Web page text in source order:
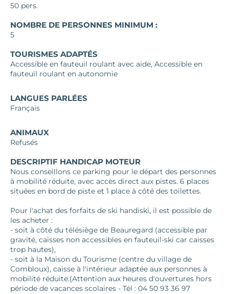
50 pers.
NOMBRE DE PERSONNES MINIMUM :
5
TOURISMES ADAPTÉS
Accessible en fauteuil roulant avec aide, Accessible en
fauteuil roulant en autonomie
LANGUES PARLÉES
Français
ANIMAUX
Refusés
DESCRIPTIF HANDICAP MOTEUR
Nous conseillons ce parking pour le départ des personnes
à mobilité réduite, avec accès direct aux pistes. 6 places
situées en bord de piste et 1 place à côté des toilettes.
Pour l'achat des forfaits de ski handiski, il est possible de
les acheter :
- soit à côté du télésiège de Beauregard (accessible par
gravité, caisses non accessibles en fauteuil-ski car caisses
trop hautes),
- soit à la Maison du Tourisme (centre du village de
Combloux), caisse à l'intérieur adaptée aux personnes à
mobilité réduite.(Attention aux heures d'ouvertures hors
période de vacances scolaires - Tél : 04 50 93 36 97